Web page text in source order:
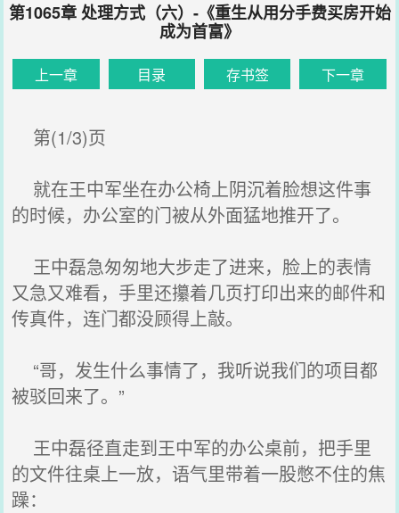
第1065章 处理方式（六）-《重生从用分手费买房开始
成为首富》
上一章 目录 存书签 下一章
第(1/3)页
就在王中军坐在办公椅上阴沉着脸想这件事
的时候，办公室的门被从外面猛地推开了。
王中磊急匆匆地大步走了进来，脸上的表情
又急又难看，手里还攥着几页打印出来的邮件和
传真件，连门都没顾得上敲。
“哥，发生什么事情了，我听说我们的项目都
被驳回来了。”
王中磊径直走到王中军的办公桌前，把手里
的文件往桌上一放，语气里带着一股憋不住的焦
躁：